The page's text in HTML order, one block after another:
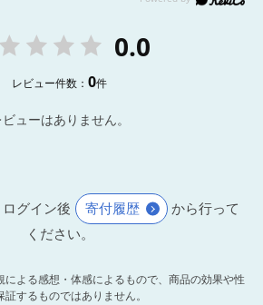
0.0
レビュー件数：0件
ビューはありません。
グイン後 寄付履歴
から行って
ください。
よる感想・体感によるもので、商品の効果や性
証するものではありません。